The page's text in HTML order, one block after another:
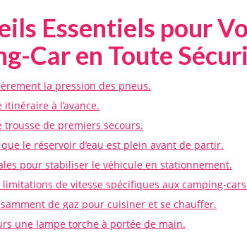
Essentiels pour
Car en Toute
la pression des pneus.
itinéraire à l’avance.
trousse de premiers secours.
le réservoir d’eau est plein avant de partir.
pour stabiliser le véhicule en stationnement.
limitations de vitesse spécifiques aux camping-
de gaz pour cuisiner et se chauffer.
une lampe torche à portée de main.